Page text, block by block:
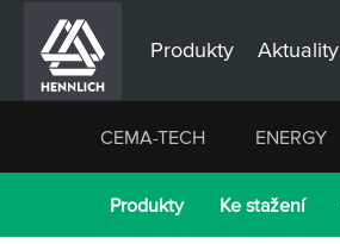
Produkty Aktuality
CEMA-TECH ENERGY
Produkty Ke stažení